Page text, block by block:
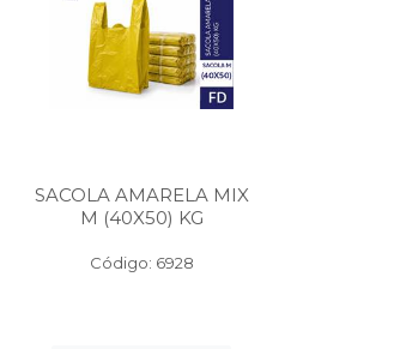
SACOLA AMARELA MIX
M (40X50) KG
Código: 6928